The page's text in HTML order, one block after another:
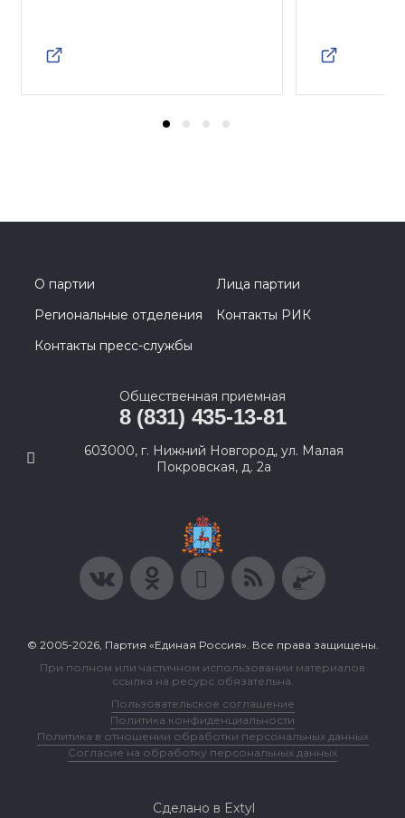
О партии
Лица партии
Региональные отделения
Контакты РИК
Контакты пресс-службы
Общественная приемная
8 (831) 435-13-81
603000, г. Нижний Новгород, ул. Малая
Покровская, д. 2а
© 2005-2026, Партия «Единая Россия». Все права защищены.
При полном или частичном использовании материалов
ссылка на ресурс обязательна.
Пользовательское соглашение
Политика конфиденциальности
Политика в отношении обработки персональных данных
Согласие на обработку персональных данных
Сделано в Extyl